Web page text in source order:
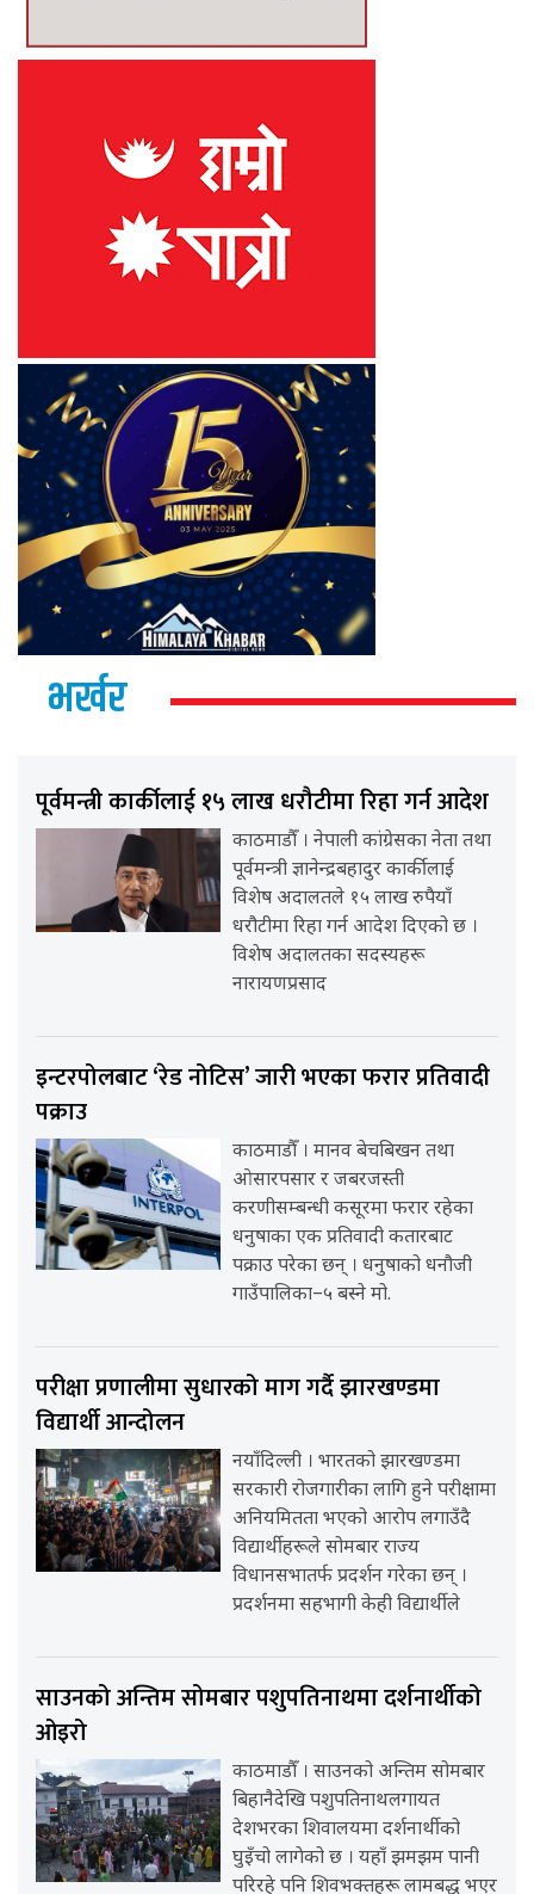
भर्खर
पूर्वमन्त्री कार्कीलाई १५ लाख धरौटीमा रिहा गर्न आदेश
काठमाडौँ । नेपाली कांग्रेसका नेता तथा
पूर्वमन्त्री ज्ञानेन्द्रबहादुर कार्कीलाई
विशेष अदालतले १५ लाख रुपैयाँ
धरौटीमा रिहा गर्न आदेश दिएको छ ।
विशेष अदालतका सदस्यहरू
नारायणप्रसाद
इन्टरपोलबाट ‘रेड नोटिस’ जारी भएका फरार प्रतिवादी
पक्राउ
काठमाडौँ । मानव बेचबिखन तथा
ओसारपसार र जबरजस्ती
करणीसम्बन्धी कसूरमा फरार रहेका
धनुषाका एक प्रतिवादी कतारबाट
पक्राउ परेका छन् । धनुषाको धनौजी
गाउँपालिका–५ बस्ने मो.
परीक्षा प्रणालीमा सुधारको माग गर्दै झारखण्डमा
विद्यार्थी आन्दोलन
नयाँदिल्ली । भारतको झारखण्डमा
सरकारी रोजगारीका लागि हुने परीक्षामा
अनियमितता भएको आरोप लगाउँदै
विद्यार्थीहरूले सोमबार राज्य
विधानसभातर्फ प्रदर्शन गरेका छन् ।
प्रदर्शनमा सहभागी केही विद्यार्थीले
साउनको अन्तिम सोमबार पशुपतिनाथमा दर्शनार्थीको
ओइरो
काठमाडौँ । साउनको अन्तिम सोमबार
बिहानैदेखि पशुपतिनाथलगायत
देशभरका शिवालयमा दर्शनार्थीको
घुइँचो लागेको छ । यहाँ झमझम पानी
परिरहे पनि शिवभक्तहरू लामबद्ध भएर